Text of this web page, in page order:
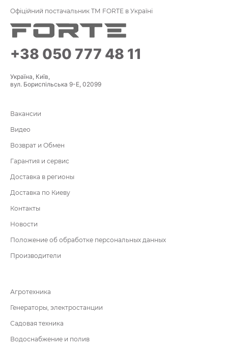
Офіційний постачальник ТМ FORTE в Україні
+38 050 777 48 11
Україна, Київ,
вул. Бориспільська 9-Е, 02099
Вакансии
Видео
Возврат и Обмен
Гарантия и сервис
Доставка в регионы
Доставка по Киеву
Контакты
Новости
Положение об обработке персональных данных
Производители
Агротехника
Генераторы, электростанции
Садовая техника
Водоснабжение и полив